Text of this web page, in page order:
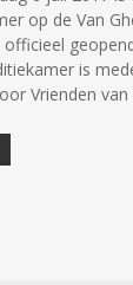
op de Van
is
Vrienden